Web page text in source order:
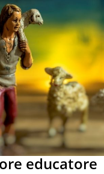
educatore